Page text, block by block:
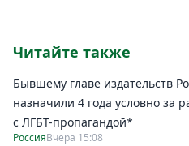
Читайте также
Бывшему главе издательств
назначили 4 года условно за
с ЛГБТ-пропагандой*
РоссияВчера 15:08